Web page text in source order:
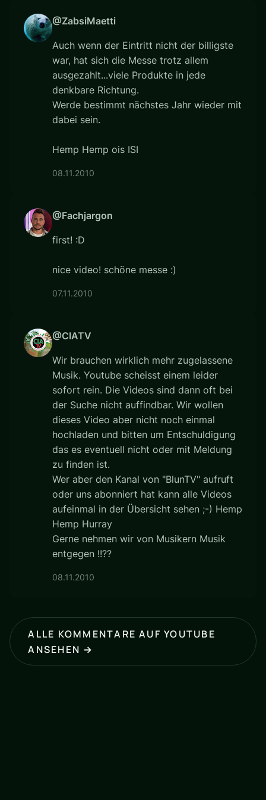
@ZabsiMaetti
Auch wenn der Eintritt nicht der billigste
war, hat sich die Messe trotz allem
ausgezahlt...viele Produkte in jede
denkbare Richtung.
Werde bestimmt nächstes Jahr wieder mit
dabei sein.
Hemp Hemp ois ISI
08.11.2010
@Fachjargon
first! :D
nice video! schöne messe :)
07.11.2010
@CIATV
Wir brauchen wirklich mehr zugelassene
Musik. Youtube scheisst einem leider
sofort rein. Die Videos sind dann oft bei
der Suche nicht auffindbar. Wir wollen
dieses Video aber nicht noch einmal
hochladen und bitten um Entschuldigung
das es eventuell nicht oder mit Meldung
zu finden ist.
Wer aber den Kanal von "BlunTV" aufruft
oder uns abonniert hat kann alle Videos
aufeinmal in der Übersicht sehen ;-) Hemp
Hemp Hurray
Gerne nehmen wir von Musikern Musik
entgegen !!??
08.11.2010
ALLE KOMMENTARE AUF YOUTUBE
ANSEHEN →